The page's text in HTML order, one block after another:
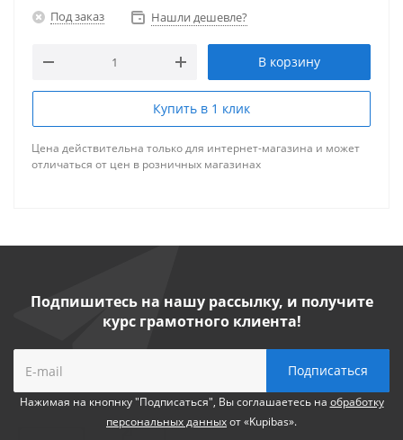
Под заказ Нашли дешевле?
В корзину
Купить в 1 клик
Цена действительна только для интернет-магазина и может
отличаться от цен в розничных магазинах
Подпишитесь на нашу рассылку, и получите
курс грамотного клиента!
Нажимая на кнопнку "Подписаться", Вы соглашаетесь на обработку
персональных данныхот «Kupibas».